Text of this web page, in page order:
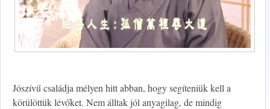
Jószívű családja mélyen hitt abban, hogy segíteniük kell a
körülöttük lévőket. Nem álltak jól anyagilag, de mindig